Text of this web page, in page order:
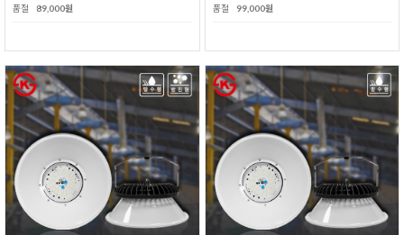
품절
89,000원
품절
99,000원